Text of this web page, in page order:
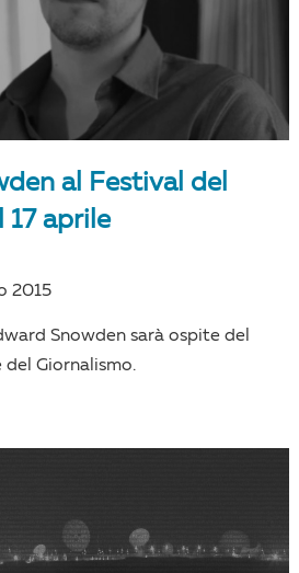
al Festival del
17 aprile
2015
Snowden sarà ospite del
Giornalismo.